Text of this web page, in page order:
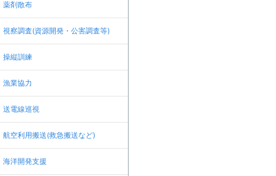
薬剤散布
視察調査(資源開発・公害調査等)
操縦訓練
漁業協力
送電線巡視
航空利用搬送(救急搬送など)
海洋開発支援